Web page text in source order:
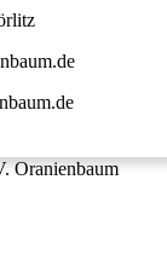
Oranienbaum